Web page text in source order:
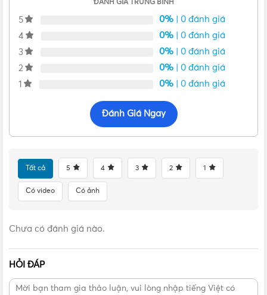
Tuy không có chế độ hẹn giờ, nhưng NKF1680K lại nổi bật
bởi độ ổn định và khả năng làm việc bền bỉ theo thời gian.
hiện đại, quạt không chỉ đáp ứng các tiêu chuẩn chất lượng
ĐÁNH GIÁ TRUNG BÌNH
5 0% | 0 đánh giá
4
0% | 0 đánh giá
3
0% | 0 đánh giá
2
0% | 0 đánh giá
1
0% | 0 đánh giá
Đánh Giá Ngay
Tất cả 5 4 3 2 1
Có video Có ảnh
Chưa có đánh giá nào.
HỎI ĐÁP